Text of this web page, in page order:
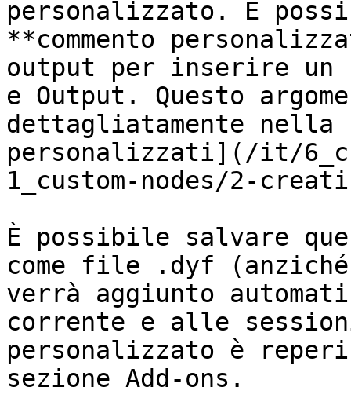
personalizzato. È
**commento
output per inserire un
e Output. Questo
dettagliatamente nella
personalizzati](/it/
1_custom-nodes/2-
È possibile salvare
come file .dyf
verrà aggiunto
corrente e alle
personalizzato è
sezione Add-ons.